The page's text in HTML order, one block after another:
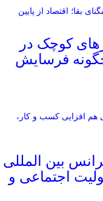
کوچک در
چگونه فرسایش
بین المللی
اجتماعی و